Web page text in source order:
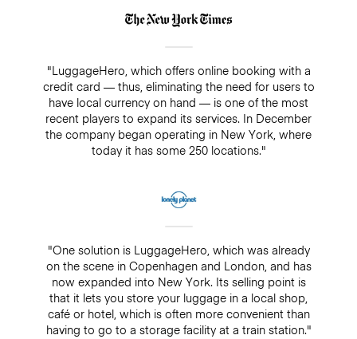
"LuggageHero, which offers online booking with a
credit card — thus, eliminating the need for users to
have local currency on hand — is one of the most
recent players to expand its services. In December
the company began operating in New York, where
today it has some 250 locations."
"One solution is LuggageHero, which was already
on the scene in Copenhagen and London, and has
now expanded into New York. Its selling point is
that it lets you store your luggage in a local shop,
café or hotel, which is often more convenient than
having to go to a storage facility at a train station."